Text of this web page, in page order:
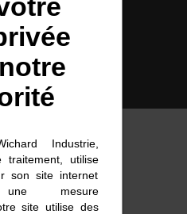
intégrées
Industrie,
traitement, utilise
son site internet
une mesure
site utilise des